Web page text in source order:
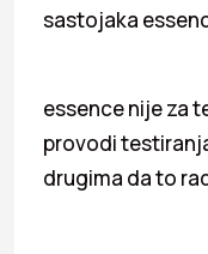
sastojaka
essence nije za
provodi
drugima da to